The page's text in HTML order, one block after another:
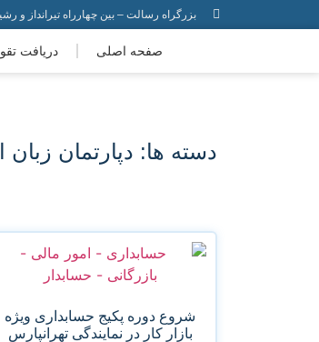
بزرگراه رسالت – بین چهارراه تیرانداز و رشید
صفحه اصلی دریافت
دسته ها: دپارتمان زبان
شروع دوره پکیج حسابداری ویژه
بازار کار در نمایندگی تهرانپارس